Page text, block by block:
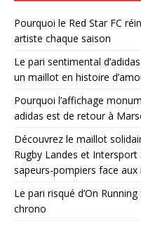
Pourquoi le Red Star FC
artiste chaque saison
Le pari sentimental
un maillot en histoire
Pourquoi l’affichage
adidas est de retour à
Découvrez le maillot
Rugby Landes et
sapeurs-pompiers face aux
Le pari risqué d’On
chrono